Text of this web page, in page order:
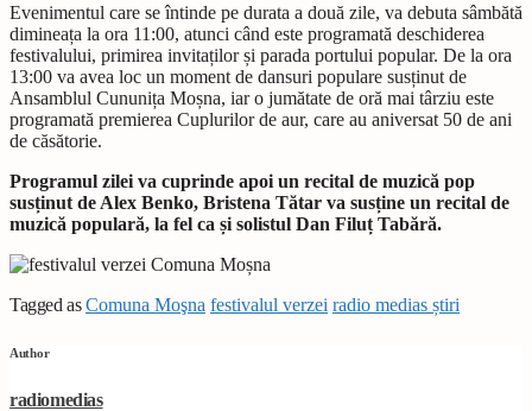
Evenimentul care se întinde pe durata a două zile, va debuta sâmbătă
dimineața la ora 11:00, atunci când este programată deschiderea
festivalului, primirea invitaților și parada portului popular. De la ora
13:00 va avea loc un moment de dansuri populare susținut de
Ansamblul Cununița Moșna, iar o jumătate de oră mai târziu este
programată premierea Cuplurilor de aur, care au aniversat 50 de ani
de căsătorie.
Programul zilei va cuprinde apoi un recital de muzică pop
susținut de Alex Benko, Bristena Tătar va susține un recital de
muzică populară, la fel ca și solistul Dan Filuț Tabără.
Tagged asComuna Moşna festivalul verzei radio medias știri
Author
radiomedias